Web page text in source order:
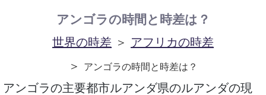
アンゴラの時間と時差は？
世界の時差 ＞ アフリカの時差
＞
アンゴラの時間と時差は？
アンゴラの主要都市ルアンダ県のルアンダの現